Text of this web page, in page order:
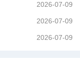
2026-07-09
2026-07-09
2026-07-09